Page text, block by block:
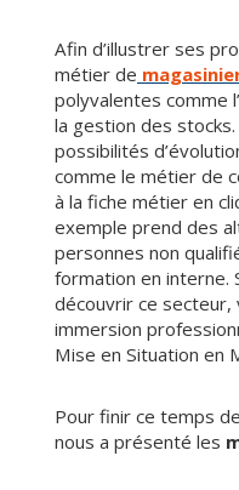
Afin d’illustrer ses
métier de
polyvalentes comme
la gestion des
possibilités
comme le métier de
à la fiche métier en
exemple prend des
personnes non
formation en interne.
découvrir ce secteur,
immersion
Mise en Situation en
Pour finir ce temps
nous a présenté les